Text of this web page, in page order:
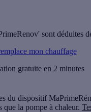
sont déduites
mon chauffage
gratuite en 2 minutes
du dispositif
que la pompe à chaleur.